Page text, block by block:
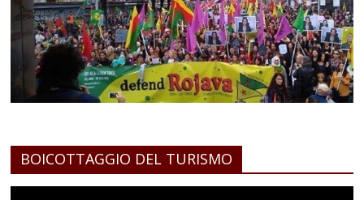
BOICOTTAGGIO DEL TURISMO